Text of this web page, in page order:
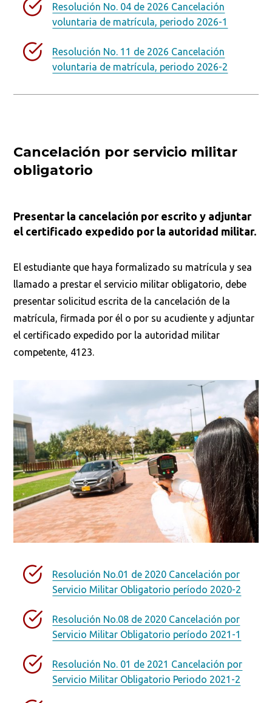
Resolución No. 04 de 2026 Cancelación
voluntaria de matrícula, periodo 2026-1
Resolución No. 11 de 2026 Cancelación
voluntaria de matrícula, periodo 2026-2
Cancelación por servicio militar
obligatorio
Presentar la cancelación por escrito y adjuntar
el certificado expedido por la autoridad militar.
El estudiante que haya formalizado su matrícula y sea
llamado a prestar el servicio militar obligatorio, debe
presentar solicitud escrita de la cancelación de la
matrícula, firmada por él o por su acudiente y adjuntar
el certificado expedido por la autoridad militar
competente, 4123.
Resolución No.01 de 2020 Cancelación por
Servicio Militar Obligatorio período 2020-2
Resolución No.08 de 2020 Cancelación por
Servicio Militar Obligatorio período 2021-1
Resolución No. 01 de 2021 Cancelación por
Servicio Militar Obligatorio Periodo 2021-2
Busca en la escuela
¿Qué buscas?
Buscar en: *
Ordenar por: *
Buscar